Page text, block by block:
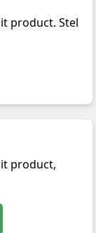
product. Stel
product,